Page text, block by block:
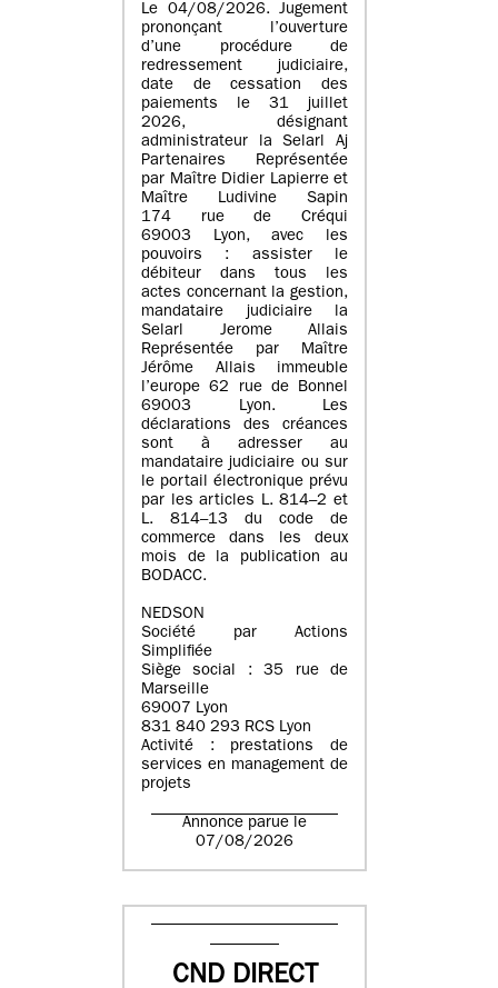
Le 04/08/2026. Jugement
prononçant l’ouverture
d’une procédure de
redressement judiciaire,
date de cessation des
paiements le 31 juillet
2026, désignant
administrateur la Selarl Aj
Partenaires Représentée
par Maître Didier Lapierre et
Maître Ludivine Sapin
174 rue de Créqui
69003 Lyon, avec les
pouvoirs : assister le
débiteur dans tous les
actes concernant la gestion,
mandataire judiciaire la
Selarl Jerome Allais
Représentée par Maître
Jérôme Allais immeuble
l’europe 62 rue de Bonnel
69003 Lyon. Les
déclarations des créances
sont à adresser au
mandataire judiciaire ou sur
le portail électronique prévu
par les articles L. 814–2 et
L. 814–13 du code de
commerce dans les deux
mois de la publication au
BODACC.
NEDSON
Société par Actions
Simplifiée
Siège social : 35 rue de
Marseille
69007 Lyon
831 840 293 RCS Lyon
Activité : prestations de
services en management de
projets
Annonce parue le
07/08/2026
CND DIRECT